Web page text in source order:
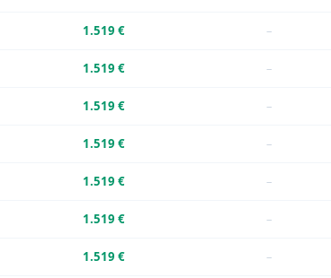
1.519 € –
1.519 € –
1.519 € –
1.519 € –
1.519 € –
1.519 € –
1.519 € –